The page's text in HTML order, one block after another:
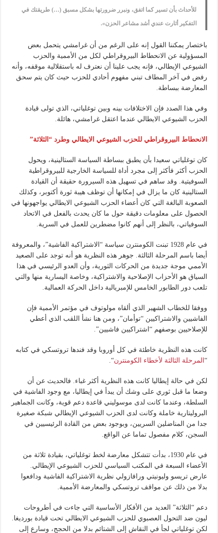
للأحداث بأن تسير كما اتفق، ونبرر ضرورتها بشكل مسبق (…) طريقتك في
التفكير أثارت عندي أشد مشاعر الحزن».
باختصار يمكننا القول إنه على الرغم من أن غرامشي يتحمل بعض
المسؤولية عن الانحطاط البيروقراطي لكل من الأممية والحزب
الشيوعي الإيطالي، فإنه يجب علينا أن نعترف له باستقلالية موقفه، وأنه
رفض في آخر المطاف تبني مفهوم أحادي للحزب حيث كان يتم سحق
المعارضة ببساطة.
وفي هذا الصدد فإن الاختلافات بينه وبين توغلياتي، الذي تولى قيادة
الحزب الشيوعي الايطالي عندما اعتقل غرامشي، هائلة.
الانحطاط البيروقراطي للحزب الشيوعي الايطالي وطرد “الثلاثة”
كان توغلياتي سعيدا بأن يطبق ببساطة السياسة الستالينية، ويحول
الحزب أكثر فأكثر إلى مجرد أداة للسياسة الخارجية للبيروقراطية
السوفيتية. وقد ساهم في تسهيل هذه السيرورة حقيقة أن القيادة
الستالينية كان ما يزال في إمكانها أن توظف هيبة ثورة أكتوبر، وكذلك
الصعوبة البالغة التي كان أعضاء الحزب الشيوعي الايطالي يواجهونها في
الحصول على معلومات دقيقة حول ما كان يحدث بالفعل في الاتحاد
السوفياتي، بالنظر إلى أنهم كانوا مضطرين للعمل في السرية.
في عام 1928 تبنت الكومنترن سياسة “الاشتراكية الفاشية”، والمعروفة
أيضا باسم المرحلة الثالثة. جوهر هذه النظرية هو أنه توجد على الصعيد
الأممي موجة جديدة من الحركات الثورية، وأن العدو الرئيسي في هذا
السياق هو الأحزاب الإصلاحية والاشتراكية، وخاصة اليسارية منها والتي
تلعب دور الطابور الخامس للإمبريالية داخل الحركة العمالية.
ووفقا للخطاب الشهير الذي ألقاه مولوتوف في مؤتمر الأممية فإن
الفاشيين والاشتراكيين “توأمان”، ومن هنا نشأ اللقب الذي أعطي
للإصلاحيين بوصفهم “اشتراكيين فاشيين”.
كانت هذه النظرية خاطئة في كل أوروبا وقد فندها تروتسكي في كتابه
“ المرحلة الثالثة لأخطاء الكومنترن“.
لكن في حالة إيطاليا كانت هذه النظرية أكثر غباء. فالحديث عن أن
وضعا ما قبل ثوري على وشك أن يبدأ في إيطاليا، مع وجود الفاشية في
السلطة، وعندما كانت لدى موسوليني قاعدة دعم قوية، وكانت الجماهير
البروليتارية خاملة وكانت لدى الحزب الشيوعي الإيطالي شبكة صغيرة
جدا من المناضلين السريين، وبوجود بعض من القادة الرئيسيين في
السجن، كلام مفصول تماما عن الواقع.
في عام 1930، بدأت تتشكل معارضة لخط توغلياتي، بقيادة ثلاثة من
الأعضاء السبعة في المكتب السياسي للحزب الشيوعي الإيطالي.
عارض تريسو وليونيتي ورافازولي نظرية الاشتراكية الفاشية ودافعوا
بدلا من ذلك عن مواقف تروتسكي والمعارضة الأممية.
دعم “الثلاثة” العديد من الأفكار الأساسية التي جاءت في أطروحات
ليون ضد التحول العصبوي للحزب الشيوعي الايطالي تحت قيادة بورديغا.
لكن توغلياتي لجأ في النقاش إلى الشتائم بدلا من الحجج، وسارع إلى